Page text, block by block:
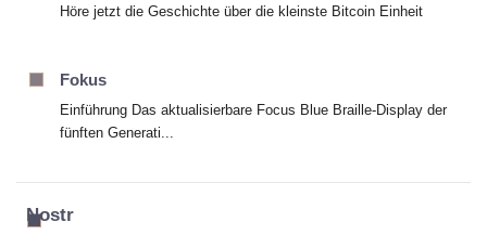
Höre jetzt die Geschichte über die kleinste Bitcoin Einheit
Fokus
Einführung Das aktualisierbare Focus Blue Braille-Display der
fünften Generati...
Nostr